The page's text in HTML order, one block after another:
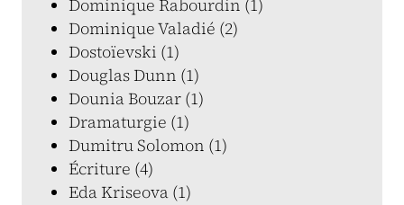
Dominique Rabourdin (1)
Dominique Valadié (2)
Dostoïevski (1)
Douglas Dunn (1)
Dounia Bouzar (1)
Dramaturgie (1)
Dumitru Solomon (1)
Écriture (4)
Eda Kriseova (1)